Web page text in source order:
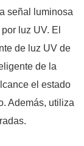
señal luminosa
luz UV. El
de luz UV de
de la
el estado
Además, utiliza